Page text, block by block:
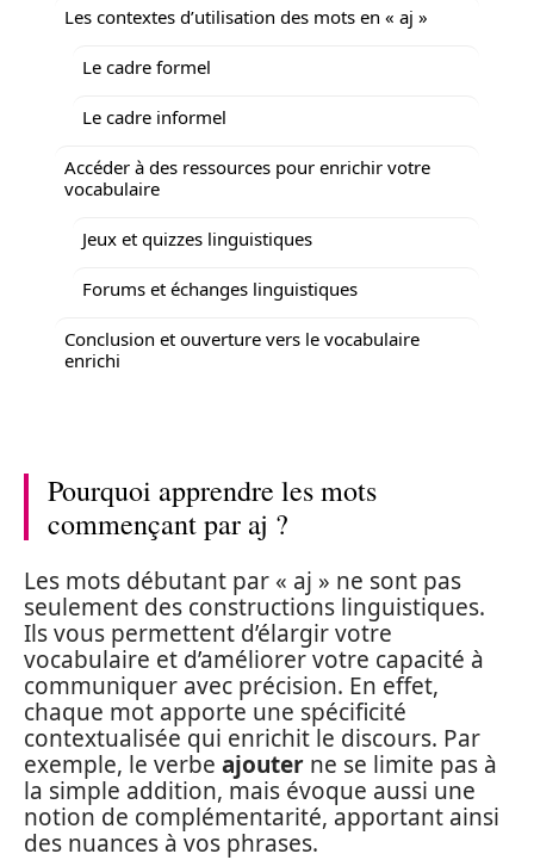
Les contextes d’utilisation des mots en « aj »
Le cadre formel
Le cadre informel
Accéder à des ressources pour enrichir votre
vocabulaire
Jeux et quizzes linguistiques
Forums et échanges linguistiques
Conclusion et ouverture vers le vocabulaire
enrichi
Pourquoi apprendre les mots
commençant par aj ?
Les mots débutant par « aj » ne sont pas
seulement des constructions linguistiques.
Ils vous permettent d’élargir votre
vocabulaire et d’améliorer votre capacité à
communiquer avec précision. En effet,
chaque mot apporte une spécificité
contextualisée qui enrichit le discours. Par
exemple, le verbe ajouter ne se limite pas à
la simple addition, mais évoque aussi une
notion de complémentarité, apportant ainsi
des nuances à vos phrases.